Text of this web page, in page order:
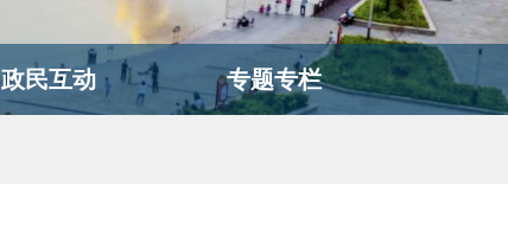
政民互动 专题专栏